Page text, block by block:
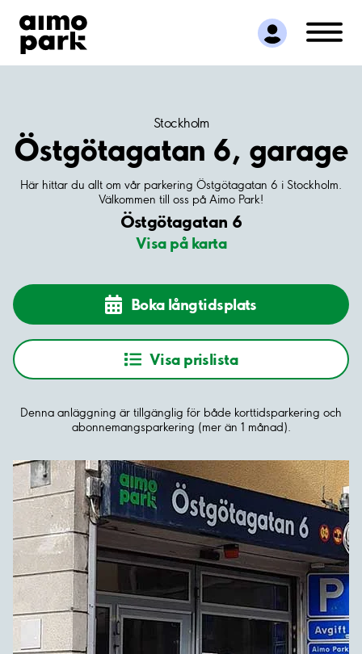
Hitta parkering
Samarbete
Kundservice
Stockholm
Östgötagatan 6, garage
Här hittar du allt om vår parkering Östgötagatan 6 i Stockholm.
Välkommen till oss på Aimo Park!
Östgötagatan 6
Visa på karta
Boka långtidsplats
Visa prislista
Denna anläggning är tillgänglig för både korttidsparkering och
abonnemangsparkering (mer än 1 månad).